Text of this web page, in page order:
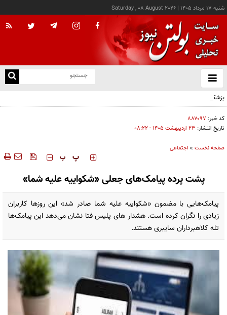
شنبه ۱۷ مرداد ۱۴۰۵ |
Saturday , 08 August 2026
باز
و
پزشکیان: خدمت بی‌منت و مشارکت مردمی، پایه حل مشکلات کشور است
کد خبر: ۸۸۷۰۹۷
تاریخ انتشار: ۲۳ ارديبهشت ۱۴۰۵ - ۰۸:۲۲
صفحه نخست » اجتماعی
‍‍‍ پ پ
پشت پرده پیامک‌های جعلی «شکواییه علیه شما»
پیامک‌هایی با مضمون «شکواییه علیه شما صادر شد» این روزها کاربران
زیادی را نگران کرده است. هشدار های پلیس فتا نشان می‌دهد این پیامک‌ها
تله کلاهبرداران سایبری هستند.